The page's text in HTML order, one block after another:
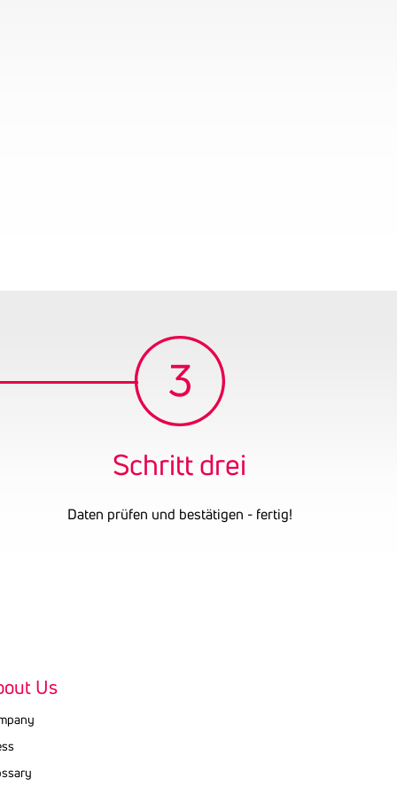
Schritt drei
Daten prüfen und bestätigen - fertig!
Us